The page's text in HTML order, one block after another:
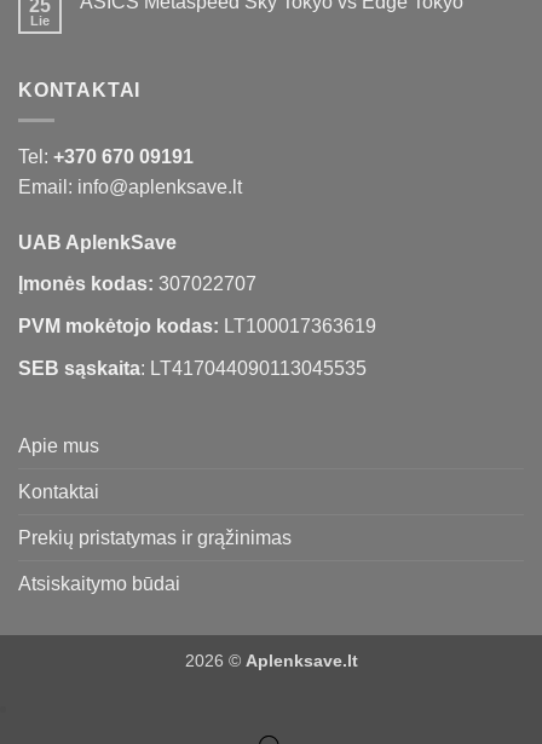
25
Lie
KONTAKTAI
Tel: +370 670 09191
Email: info@aplenksave.lt
UAB AplenkSave
Įmonės kodas: 307022707
PVM mokėtojo kodas: LT100017363619
SEB sąskaita: LT417044090113045535
Apie mus
Kontaktai
Prekių pristatymas ir grąžinimas
Atsiskaitymo būdai
2026 © Aplenksave.lt